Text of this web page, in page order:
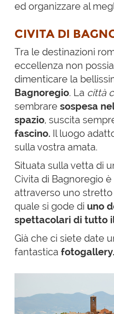
ed organizzare al
CIVITA DI
Tra le destinazioni
eccellenza non
dimenticare la
Bagnoregio. La città
sembrare sospesa
spazio, suscita
fascino. Il luogo
sulla vostra amata.
Situata sulla vetta di
Civita di Bagnoregio
attraverso uno
quale si gode di uno
spettacolari di tutto
Già che ci siete date
fantastica fotogallery.